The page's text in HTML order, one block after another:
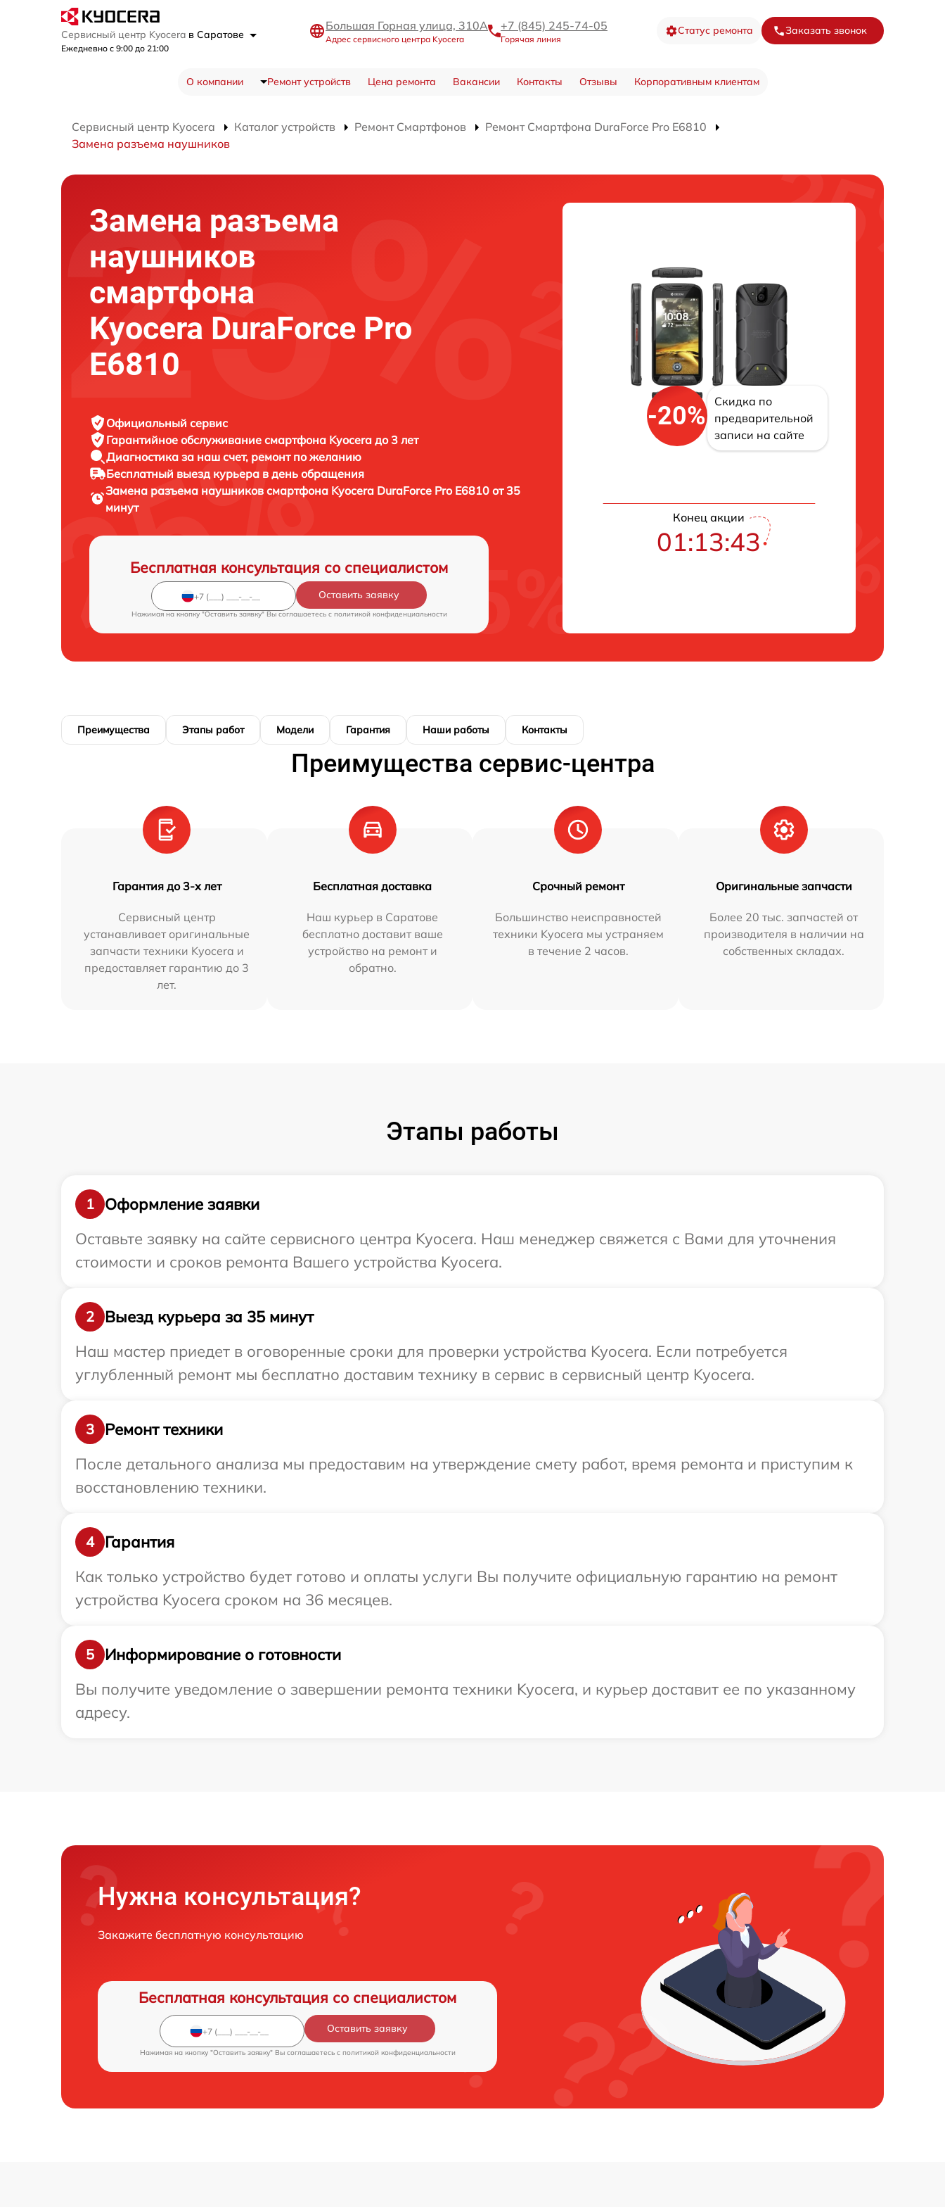
Сервисный центр Kyocera в Саратове
Ежедневно с 9:00 до 21:00
Большая Горная улица, 310А
Адрес сервисного центра Kyocera
+7 (845) 245-74-05
Горячая линия
Статус ремонта Заказать звонок
О компании Ремонт устройств Цена ремонта Вакансии Контакты Отзывы Корпоративным клиентам
Сервисный центр Kyocera Каталог устройств Ремонт Смартфонов
Ремонт Смартфона DuraForce Pro E6810
Замена разъема наушников
Замена разъема
наушников
смартфона
Kyocera DuraForce Pro
E6810
Официальный сервис
Гарантийное обслуживание смартфона Kyocera до 3 лет
Диагностика за наш счет, ремонт по желанию
Бесплатный выезд курьера в день обращения
Замена разъема наушников смартфона Kyocera DuraForce Pro E6810 от 35
минут
Бесплатная консультация со специалистом
Оставить заявку
Нажимая на кнопку "Оставить заявку" Вы соглашаетесь c политикой конфиденциальности
-20%
Скидка по
предварительной
записи на сайте
Конец акции
01:13:42
Преимущества Этапы работ Модели Гарантия Наши работы Контакты
Преимущества сервис-центра
Гарантия до 3-х лет
Сервисный центр
устанавливает оригинальные
запчасти техники Kyocera и
предоставляет гарантию до 3
лет.
Бесплатная доставка
Наш курьер в Саратове
бесплатно доставит ваше
устройство на ремонт и
обратно.
Срочный ремонт
Большинство неисправностей
техники Kyocera мы устраняем
в течение 2 часов.
Оригинальные запчасти
Более 20 тыс. запчастей от
производителя в наличии на
собственных складах.
Этапы работы
1
Оформление заявки
Оставьте заявку на сайте сервисного центра Kyocera. Наш менеджер свяжется с Вами для уточнения
стоимости и сроков ремонта Вашего устройства Kyocera.
2
Выезд курьера за 35 минут
Наш мастер приедет в оговоренные сроки для проверки устройства Kyocera. Если потребуется
углубленный ремонт мы бесплатно доставим технику в сервис в сервисный центр Kyocera.
3
Ремонт техники
После детального анализа мы предоставим на утверждение смету работ, время ремонта и приступим к
восстановлению техники.
4
Гарантия
Как только устройство будет готово и оплаты услуги Вы получите официальную гарантию на ремонт
устройства Kyocera сроком на 36 месяцев.
5
Информирование о готовности
Вы получите уведомление о завершении ремонта техники Kyocera, и курьер доставит ее по указанному
адресу.
Нужна консультация?
Закажите бесплатную консультацию
Бесплатная консультация со специалистом
Оставить заявку
Нажимая на кнопку "Оставить заявку" Вы соглашаетесь c политикой конфиденциальности